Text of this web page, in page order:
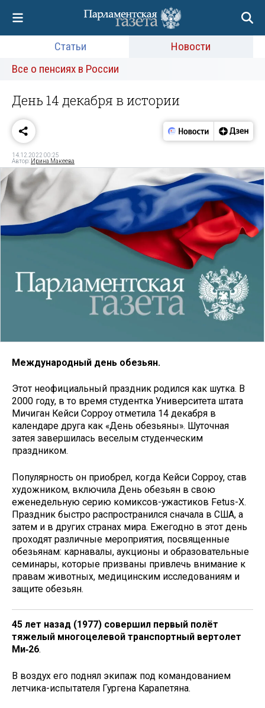
Статьи
Новости
Все о пенсиях в России
День 14 декабря в истории
14.12.2022 00:25
Автор: Ирина Макеева
Международный день обезьян.
Этот неофициальный праздник родился как шутка. В
2000 году, в то время студентка Университета штата
Мичиган Кейси Сорроу отметила 14 декабря в
календаре друга как «День обезьяны». Шуточная
затея завершилась веселым студенческим
праздником.
Популярность он приобрел, когда Кейси Сорроу, став
художником, включила День обезьян в свою
еженедельную серию комиксов-ужастиков Fetus-X.
Праздник быстро распространился сначала в США, а
затем и в других странах мира. Ежегодно в этот день
проходят различные мероприятия, посвященные
обезьянам: карнавалы, аукционы и образовательные
семинары, которые призваны привлечь внимание к
правам животных, медицинским исследованиям и
защите обезьян.
45 лет назад (1977) совершил первый полёт
тяжелый многоцелевой транспортный вертолет
Ми‑26.
В воздух его поднял экипаж под командованием
летчика-испытателя Гургена Карапетяна.